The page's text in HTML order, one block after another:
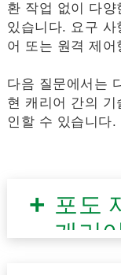
환 작업 없이 다양
있습니다. 요구 사
어 또는 원격 제어
다음 질문에서는
현 캐리어 간의
인할 수 있습니다.
포도
캐리